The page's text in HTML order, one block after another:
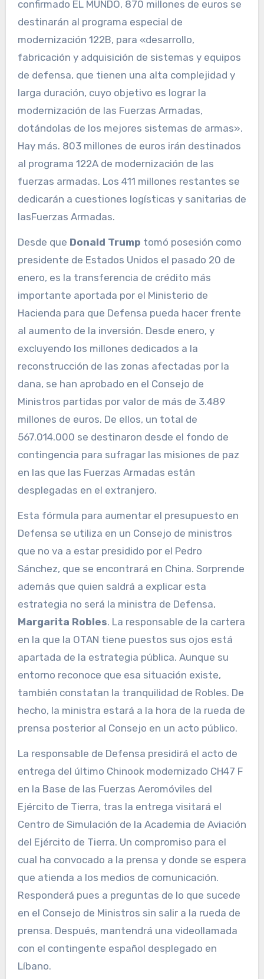
confirmado EL MUNDO, 870 millones de euros se
destinarán al programa especial de
modernización 122B, para «desarrollo,
fabricación y adquisición de sistemas y equipos
de defensa, que tienen una alta complejidad y
larga duración, cuyo objetivo es lograr la
modernización de las Fuerzas Armadas,
dotándolas de los mejores sistemas de armas».
Hay más. 803 millones de euros irán destinados
al programa 122A de modernización de las
fuerzas armadas. Los 411 millones restantes se
dedicarán a cuestiones logísticas y sanitarias de
lasFuerzas Armadas.
Desde que Donald Trump tomó posesión como
presidente de Estados Unidos el pasado 20 de
enero, es la transferencia de crédito más
importante aportada por el Ministerio de
Hacienda para que Defensa pueda hacer frente
al aumento de la inversión. Desde enero, y
excluyendo los millones dedicados a la
reconstrucción de las zonas afectadas por la
dana, se han aprobado en el Consejo de
Ministros partidas por valor de más de 3.489
millones de euros. De ellos, un total de
567.014.000 se destinaron desde el fondo de
contingencia para sufragar las misiones de paz
en las que las Fuerzas Armadas están
desplegadas en el extranjero.
Esta fórmula para aumentar el presupuesto en
Defensa se utiliza en un Consejo de ministros
que no va a estar presidido por el Pedro
Sánchez, que se encontrará en China. Sorprende
además que quien saldrá a explicar esta
estrategia no será la ministra de Defensa,
Margarita Robles. La responsable de la cartera
en la que la OTAN tiene puestos sus ojos está
apartada de la estrategia pública. Aunque su
entorno reconoce que esa situación existe,
también constatan la tranquilidad de Robles. De
hecho, la ministra estará a la hora de la rueda de
prensa posterior al Consejo en un acto público.
La responsable de Defensa presidirá el acto de
entrega del último Chinook modernizado CH47 F
en la Base de las Fuerzas Aeromóviles del
Ejército de Tierra, tras la entrega visitará el
Centro de Simulación de la Academia de Aviación
del Ejército de Tierra. Un compromiso para el
cual ha convocado a la prensa y donde se espera
que atienda a los medios de comunicación.
Responderá pues a preguntas de lo que sucede
en el Consejo de Ministros sin salir a la rueda de
prensa. Después, mantendrá una videollamada
con el contingente español desplegado en
Líbano.